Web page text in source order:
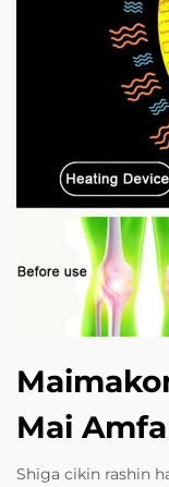
Mai
Shiga cikin rashin